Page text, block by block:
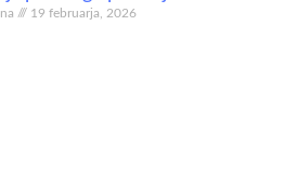
19 februarja, 2026